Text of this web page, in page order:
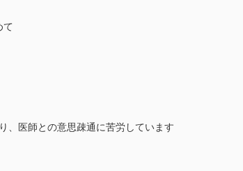
て
、医師との意思疎通に苦労しています